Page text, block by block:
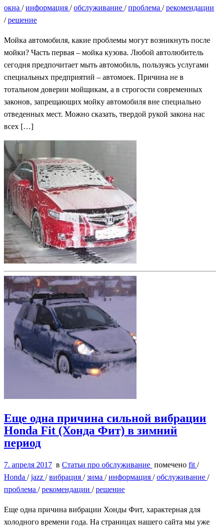
окна /информация /обслуживание /проблема /рекомендации
/решение
Мойка автомобиля, какие проблемы могут возникнуть после
мойки? Часть первая – мойка кузова. Любой автолюбитель
сегодня предпочитает мыть автомобиль, пользуясь услугами
специальных предприятий – автомоек. Причина не в
тотальном доверии мойщикам, а в строгости современных
законов, запрещающих мойку автомобиля вне специально
отведенных мест. Можно сказать, твердой рукой закона нас
всех […]
Еще одна причина сильной вибрации
Honda Fit (Хонда Фит) в зимний
период
7. апреля 2017 в Статьи про обслуживание помечено fit/
Honda /jazz /вибрация /зима /информация /обслуживание /
проблема /рекомендации /решение
Еще одна причина вибрации Хонды Фит, характерная для
холодного времени года. На страницах нашего сайта мы уже